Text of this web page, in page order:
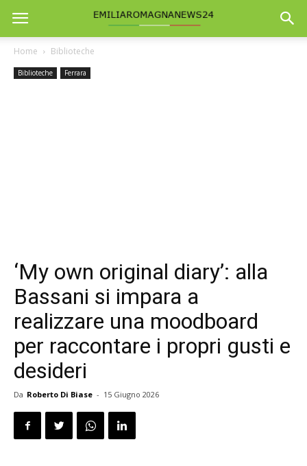
Home Biblioteche
Biblioteche Ferrara
‘My own original diary’: alla
Bassani si impara a
realizzare una moodboard
per raccontare i propri gusti e
desideri
Da Roberto Di Biase - 15 Giugno 2026